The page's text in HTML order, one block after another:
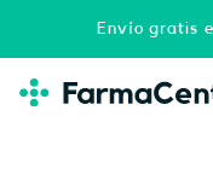
Envío gratis